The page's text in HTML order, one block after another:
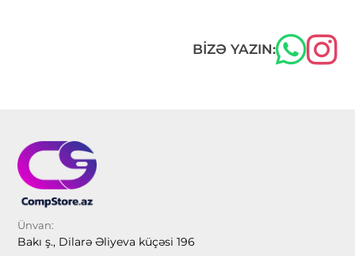
BIZƏ YAZIN:
Ünvan:
Bakı ş., Dilarə Əliyeva küçəsi 196